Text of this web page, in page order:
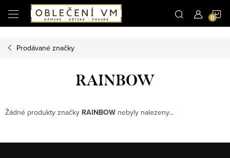
Microsoft Clarity
Přejít
na
Prodávané značky
RAINBOW
Žádné produkty značky RAINBOW nebyly nalezeny...